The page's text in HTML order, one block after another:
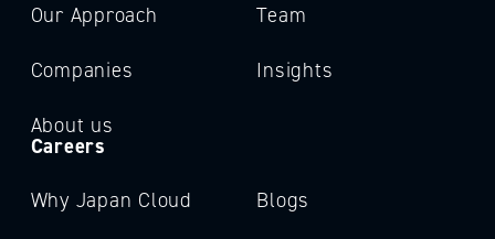
Our Approach
Companies
About us
Team
Insights
Careers
Why Japan Cloud Blogs